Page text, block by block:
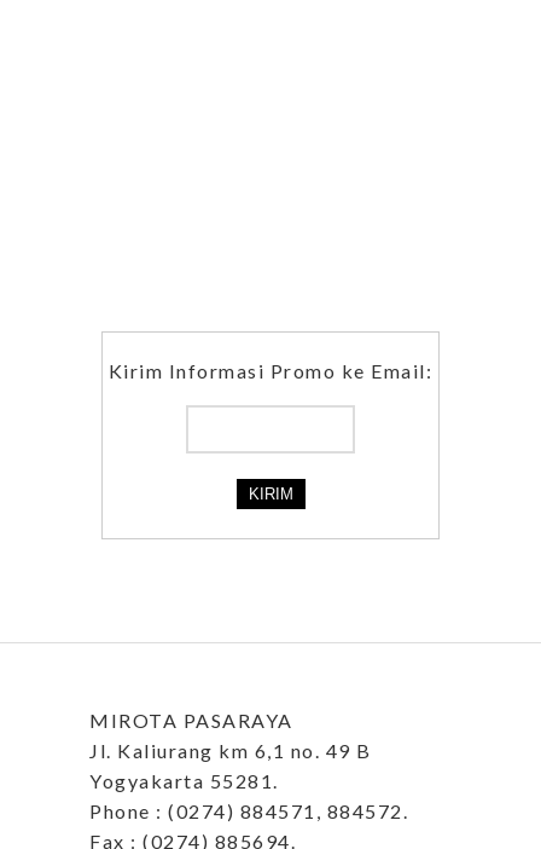
Kirim Informasi Promo ke Email:
MIROTA PASARAYA
Jl. Kaliurang km 6,1 no. 49 B
Yogyakarta 55281.
Phone : (0274) 884571, 884572.
Fax : (0274) 885694.